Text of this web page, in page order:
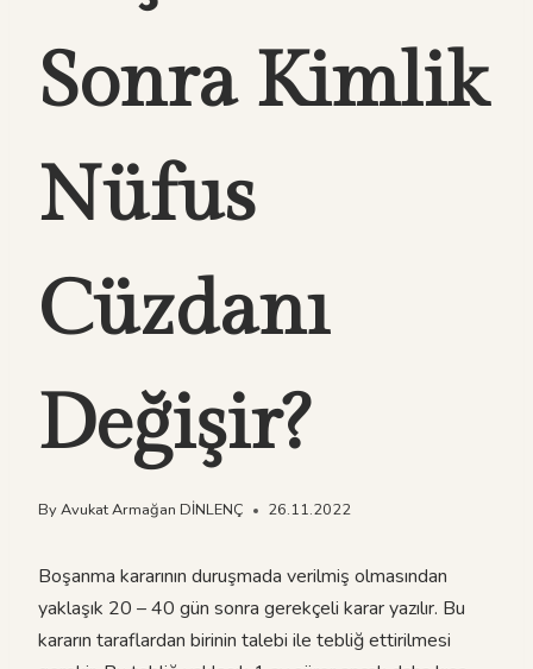
Sonra Kimlik
Nüfus
Cüzdanı
Değişir?
ByAvukat Armağan DİNLENÇ 26.11.2022
Boşanma kararının duruşmada verilmiş olmasından
yaklaşık 20 – 40 gün sonra gerekçeli karar yazılır. Bu
kararın taraflardan birinin talebi ile tebliğ ettirilmesi